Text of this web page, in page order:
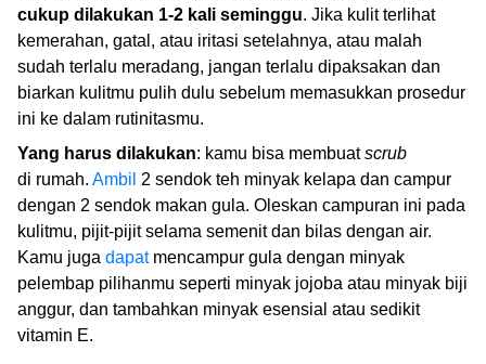
cukup dilakukan 1-2 kali seminggu. Jika kulit terlihat
kemerahan, gatal, atau iritasi setelahnya, atau malah
sudah terlalu meradang, jangan terlalu dipaksakan dan
biarkan kulitmu pulih dulu sebelum memasukkan prosedur
ini ke dalam rutinitasmu.
Yang harus dilakukan: kamu bisa membuatscrub
di rumah. Ambil 2 sendok teh minyak kelapa dan campur
dengan 2 sendok makan gula. Oleskan campuran ini pada
kulitmu, pijit-pijit selama semenit dan bilas dengan air.
Kamu juga dapatmencampur gula dengan minyak
pelembap pilihanmu seperti minyak jojoba atau minyak biji
anggur, dan tambahkan minyak esensial atau sedikit
vitamin E.